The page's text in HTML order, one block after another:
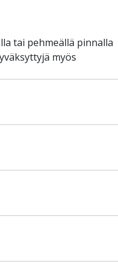
tai pehmeällä pinnalla
myös